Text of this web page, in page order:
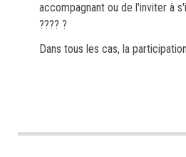
accompagnant ou de l'inviter à
???? ?
Dans tous les cas, la